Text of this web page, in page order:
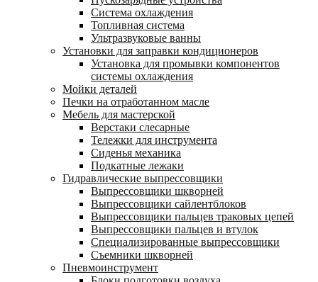
Система охлаждения
Топливная система
Ультразвуковые ванны
Установки для заправки кондиционеров
Установка для промывки компонентов
системы охлаждения
Мойки деталей
Печки на отработанном масле
Мебель для мастерской
Верстаки слесарные
Тележки для инструмента
Сиденья механика
Подкатные лежаки
Гидравлические выпрессовщики
Выпрессовщики шкворней
Выпрессовщики сайлентблоков
Выпрессовщики пальцев траковых цепей
Выпрессовщики пальцев и втулок
Специализированные выпрессовщики
Cъемники шкворней
Пневмоинструмент